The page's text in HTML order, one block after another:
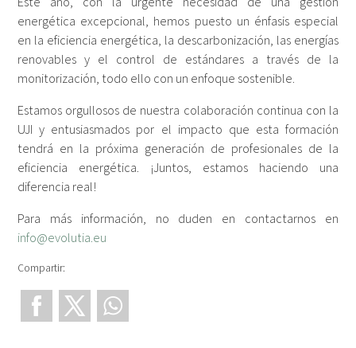
energética excepcional, hemos puesto un énfasis especial
en la eficiencia energética, la descarbonización, las energías
renovables y el control de estándares a través de la
monitorización, todo ello con un enfoque sostenible.
Estamos orgullosos de nuestra colaboración continua con la
UJI y entusiasmados por el impacto que esta formación
tendrá en la próxima generación de profesionales de la
eficiencia energética. ¡Juntos, estamos haciendo una
diferencia real!
Para más información, no duden en contactarnos en
info@evolutia.eu
Compartir: